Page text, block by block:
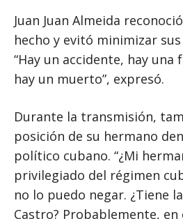
Juan Juan Almeida
hecho y evitó minimizar sus
“Hay un accidente, hay
hay un muerto”, expresó.
Durante la transmisión,
posición de su hermano
político cubano. “¿Mi
privilegiado del régimen
no lo puedo negar. ¿Tiene
Castro? Probablemente, en